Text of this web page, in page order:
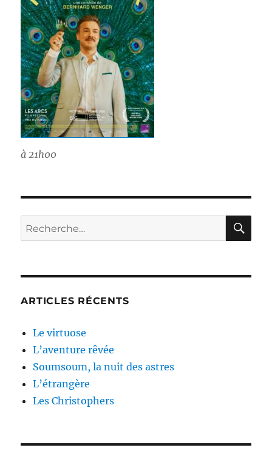
à 21h00
Recherche
pour :
ARTICLES RÉCENTS
Le virtuose
L’aventure rêvée
Soumsoum, la nuit des astres
L’étrangère
Les Christophers